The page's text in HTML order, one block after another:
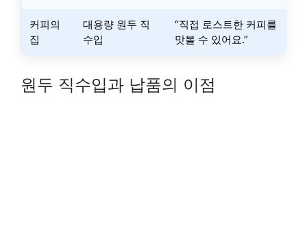
커피의
집
대용량 원두 직
수입
“직접 로스트한 커피를
맛볼 수 있어요.”
원두 직수입과 납품의 이점